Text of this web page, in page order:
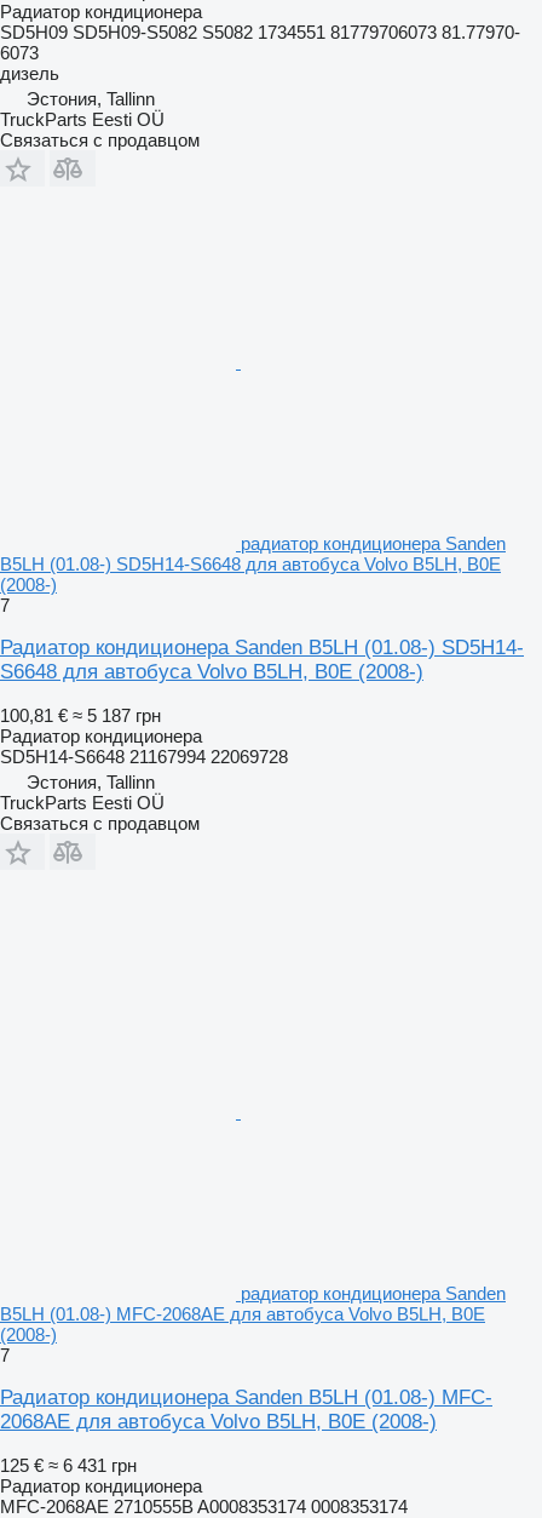
Радиатор кондиционера
SD5H09 SD5H09-S5082 S5082 1734551 81779706073 81.77970-
6073
дизель
Эстония, Tallinn
TruckParts Eesti OÜ
Связаться с продавцом
радиатор кондиционера Sanden
B5LH (01.08-) SD5H14-S6648 для автобуса Volvo B5LH, B0E
(2008-)
7
Радиатор кондиционера Sanden B5LH (01.08-) SD5H14-
S6648 для автобуса Volvo B5LH, B0E (2008-)
100,81 € ≈ 5 187 грн
Радиатор кондиционера
SD5H14-S6648 21167994 22069728
Эстония, Tallinn
TruckParts Eesti OÜ
Связаться с продавцом
радиатор кондиционера Sanden
B5LH (01.08-) MFC-2068AE для автобуса Volvo B5LH, B0E
(2008-)
7
Радиатор кондиционера Sanden B5LH (01.08-) MFC-
2068AE для автобуса Volvo B5LH, B0E (2008-)
125 € ≈ 6 431 грн
Радиатор кондиционера
MFC-2068AE 2710555B A0008353174 0008353174